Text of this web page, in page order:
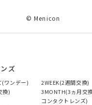
© Menicon
ズ
(ワンデー)
2WEEK(2週間交換)
換)
3MONTH(3ヵ月交
コンタクトレンズ)